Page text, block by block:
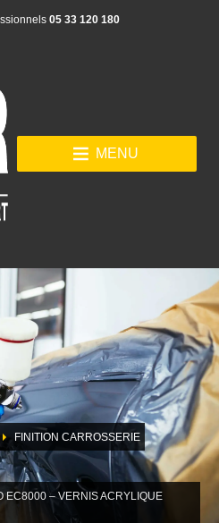
05 33 120 180
MENU
FINITION CARROSSERIE
EC8000 – VERNIS ACRYLIQUE